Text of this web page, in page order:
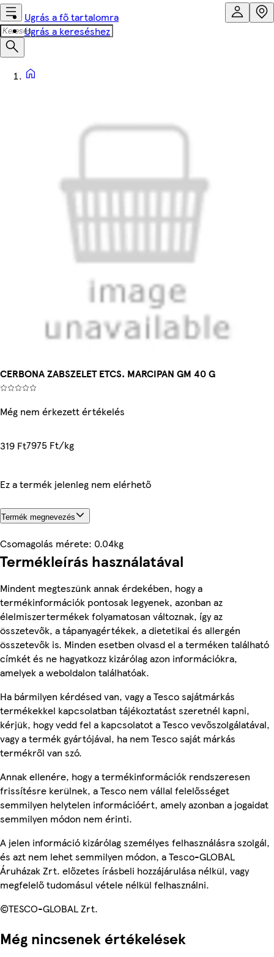
Ugrás a fő tartalomra
Ugrás a kereséshez
CERBONA ZABSZELET ETCS. MARCIPAN GM 40 G
Még nem érkezett értékelés
319 Ft7975 Ft/kg
Ez a termék jelenleg nem elérhető
Termék megnevezés
Csomagolás mérete: 0.04kg
Termékleírás használatával
Mindent megteszünk annak érdekében, hogy a
termékinformációk pontosak legyenek, azonban az
élelmiszertermékek folyamatosan változnak, így az
összetevők, a tápanyagértékek, a dietetikai és allergén
összetevők is. Minden esetben olvasd el a terméken található
címkét és ne hagyatkozz kizárólag azon információkra,
amelyek a weboldalon találhatóak.
Ha bármilyen kérdésed van, vagy a Tesco sajátmárkás
termékekkel kapcsolatban tájékoztatást szeretnél kapni,
kérjük, hogy vedd fel a kapcsolatot a Tesco vevőszolgálatával,
vagy a termék gyártójával, ha nem Tesco saját márkás
termékről van szó.
Annak ellenére, hogy a termékinformációk rendszeresen
frissítésre kerülnek, a Tesco nem vállal felelősséget
semmilyen helytelen információért, amely azonban a jogaidat
semmilyen módon nem érinti.
A jelen információ kizárólag személyes felhasználásra szolgál,
és azt nem lehet semmilyen módon, a Tesco-GLOBAL
Áruházak Zrt. előzetes írásbeli hozzájárulása nélkül, vagy
megfelelő tudomásul vétele nélkül felhasználni.
©TESCO-GLOBAL Zrt.
Még nincsenek értékelések